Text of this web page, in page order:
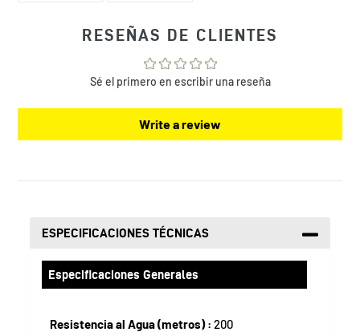
RESEÑAS DE CLIENTES
Sé el primero en escribir una reseña
Write a review
ESPECIFICACIONES TÉCNICAS
Especificaciones Generales
Resistencia al Agua (metros) :200